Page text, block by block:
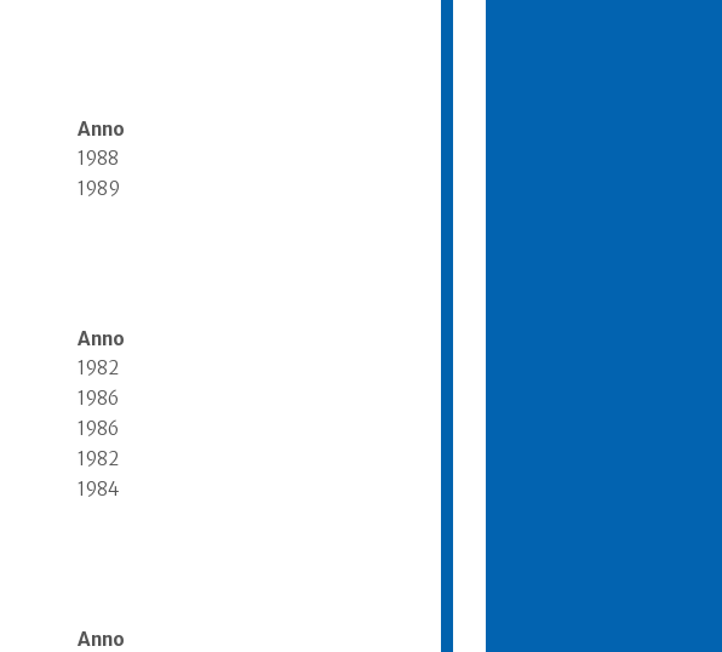
Anno
1988
1989
Anno
1982
1986
1986
1982
1984
Anno